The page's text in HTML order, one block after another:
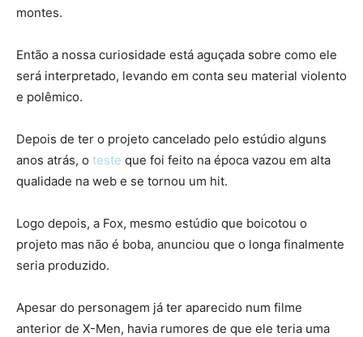
montes.
Então a nossa curiosidade está aguçada sobre como ele
será interpretado, levando em conta seu material violento
e polêmico.
Depois de ter o projeto cancelado pelo estúdio alguns
anos atrás, o teste que foi feito na época vazou em alta
qualidade na web e se tornou um hit.
Logo depois, a Fox, mesmo estúdio que boicotou o
projeto mas não é boba, anunciou que o longa finalmente
seria produzido.
Apesar do personagem já ter aparecido num filme
anterior de X-Men, havia rumores de que ele teria uma